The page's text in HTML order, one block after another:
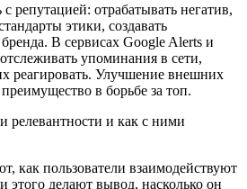
репутацией: отрабатывать негатив,
этики, создавать
В сервисах Google Alerts и
упоминания в сети,
реагировать. Улучшение внешних
в борьбе за топ.
релевантности и как с ними
как пользователи взаимодействуют
этого делают вывод, насколько он